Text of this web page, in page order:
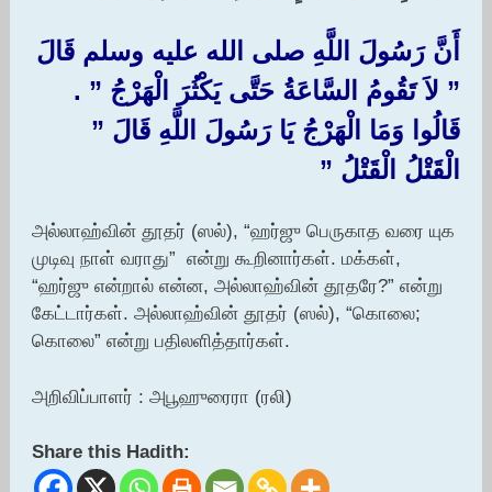
أَنَّ رَسُولَ اللَّهِ صلى الله عليه وسلم قَالَ
‏”‏ لاَ تَقُومُ السَّاعَةُ حَتَّى يَكْثُرَ الْهَرْجُ ‏”‏ ‏.‏
قَالُوا وَمَا الْهَرْجُ يَا رَسُولَ اللَّهِ قَالَ ‏”‏
الْقَتْلُ الْقَتْلُ ‏”‏
அல்லாஹ்வின் தூதர் (ஸல்), “ஹர்ஜு பெருகாத வரை யுக
முடிவு நாள் வராது” என்று கூறினார்கள். மக்கள்,
“ஹர்ஜு என்றால் என்ன, அல்லாஹ்வின் தூதரே?” என்று
கேட்டார்கள். அல்லாஹ்வின் தூதர் (ஸல்), “கொலை;
கொலை” என்று பதிலளித்தார்கள்.
அறிவிப்பாளர் : அபூஹுரைரா (ரலி)
Share this Hadith: